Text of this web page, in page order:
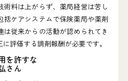
料は上がらず、薬局経営は苦し
括ケアシステムで保険薬局や薬剤
は従来からの活動が認められてき
評価する調剤報酬が必要です。
を許すな
さん